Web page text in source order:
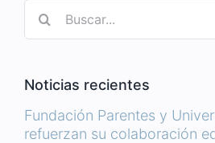
Noticias recientes
Fundación Parentes y
refuerzan su colaboración